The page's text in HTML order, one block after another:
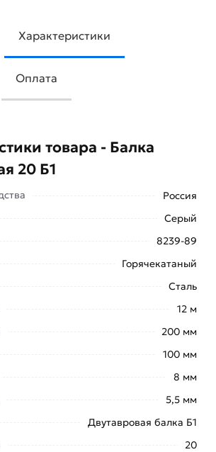
Характеристики
Оплата
20 Б1 - это особый вид
проката в форме
применяются в
строительстве и других
товара - Балка
20 Б1
Россия
Серый
8239-89
Горячекатаный
Сталь
12 м
200 мм
100 мм
8 мм
5,5 мм
Двутавровая балка Б1
20